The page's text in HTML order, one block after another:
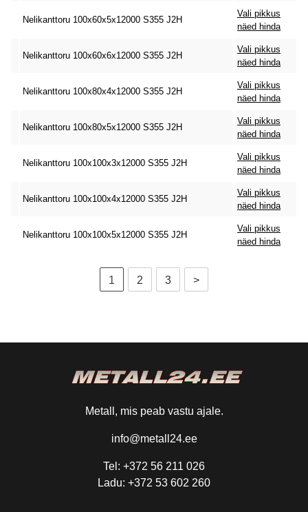
Nelikanttoru 100x60x5x12000 S355 J2H
Vali pikkus
näed hinda
Nelikanttoru 100x60x6x12000 S355 J2H
Vali pikkus
näed hinda
Nelikanttoru 100x80x4x12000 S355 J2H
Vali pikkus
näed hinda
Nelikanttoru 100x80x5x12000 S355 J2H
Vali pikkus
näed hinda
Nelikanttoru 100x100x3x12000 S355 J2H
Vali pikkus
näed hinda
Nelikanttoru 100x100x4x12000 S355 J2H
Vali pikkus
näed hinda
Nelikanttoru 100x100x5x12000 S355 J2H
Vali pikkus
näed hinda
1 2 3 >
Metall, mis peab vastu ajale.
info@metall24.ee
Tel: +372 56 211 026
Ladu: +372 53 602 260